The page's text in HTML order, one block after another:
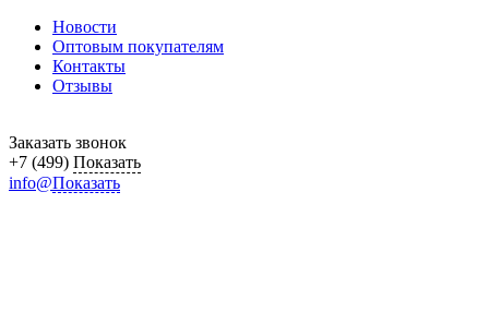
Новости
Оптовым покупателям
Контакты
Отзывы
Заказать звонок
+7 (499) Показать
info@Показать